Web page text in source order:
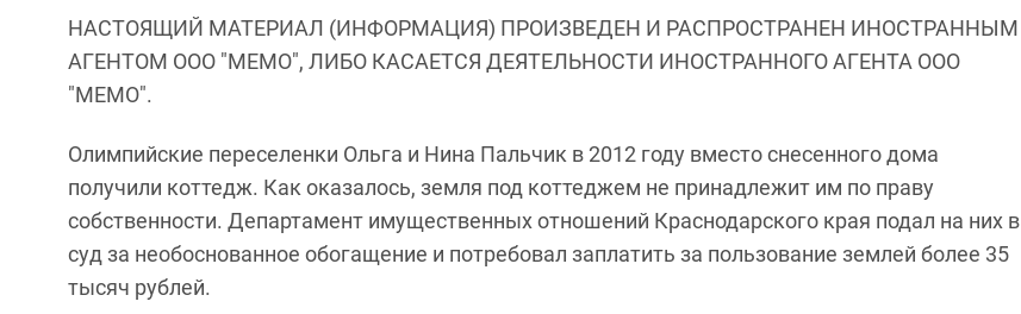
НАСТОЯЩИЙ МАТЕРИАЛ (ИНФОРМАЦИЯ) ПРОИЗВЕДЕН И РАСПРОСТРАНЕН ИНОСТРАННЫМ
АГЕНТОМ ООО "МЕМО", ЛИБО КАСАЕТСЯ ДЕЯТЕЛЬНОСТИ ИНОСТРАННОГО АГЕНТА ООО
"МЕМО".
Олимпийские переселенки Ольга и Нина Пальчик в 2012 году вместо снесенного дома
получили коттедж. Как оказалось, земля под коттеджем не принадлежит им по праву
собственности. Департамент имущественных отношений Краснодарского края подал на них в
суд за необоснованное обогащение и потребовал заплатить за пользование землей более 35
тысяч рублей.